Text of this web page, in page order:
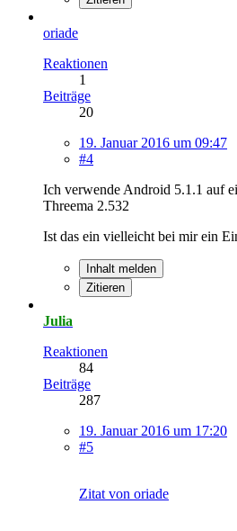
oriade
Reaktionen
1
Beiträge
20
19. Januar 2016 um 09:47
#4
Ich verwende Android 5.1.1 auf
Threema 2.532
Ist das ein vielleicht bei mir ein
Inhalt melden
Zitieren
Julia
Reaktionen
84
Beiträge
287
19. Januar 2016 um 17:20
#5
Zitat von oriade